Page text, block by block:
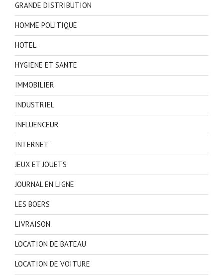
GRANDE DISTRIBUTION
HOMME POLITIQUE
HOTEL
HYGIENE ET SANTE
IMMOBILIER
INDUSTRIEL
INFLUENCEUR
INTERNET
JEUX ET JOUETS
JOURNAL EN LIGNE
LES BOERS
LIVRAISON
LOCATION DE BATEAU
LOCATION DE VOITURE